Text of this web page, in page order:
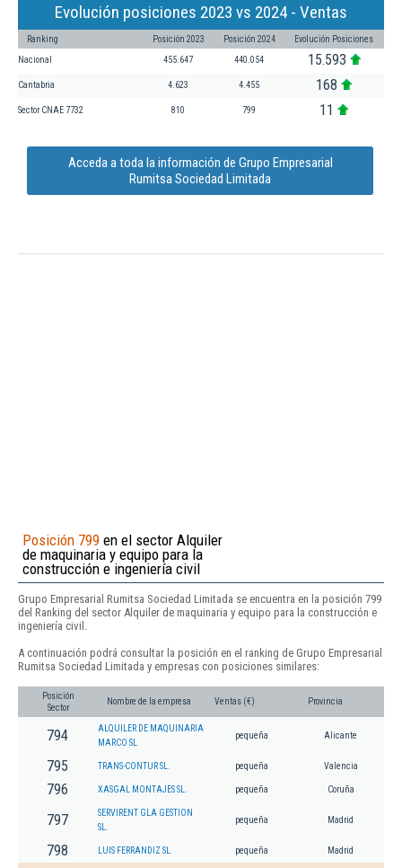
Evolución posiciones 2023 vs 2024 - Ventas
Ranking Posición 2023 Posición 2024 Evolución Posiciones
Nacional 455.647 440.054 15.593
Cantabria 4.623 4.455 168
Sector CNAE 7732 810 799 11
Acceda a toda la información de Grupo Empresarial
Rumitsa Sociedad Limitada
Posición 799 en el sector Alquiler
de maquinaria y equipo para la
construcción e ingeniería civil
Grupo Empresarial Rumitsa Sociedad Limitada se encuentra en la posición 799
del Ranking del sector Alquiler de maquinaria y equipo para la construcción e
ingeniería civil.
A continuación podrá consultar la posición en el ranking de Grupo Empresarial
Rumitsa Sociedad Limitada y empresas con posiciones similares:
Posición
Sector
Nombre de la empresa Ventas (€) Provincia
794
ALQUILER DE MAQUINARIA
MARCO SL
pequeña Alicante
795 TRANS-CONTUR SL. pequeña Valencia
796 XASGAL MONTAJES SL. pequeña Coruña
797
SERVIRENT GLA GESTION
SL.
pequeña Madrid
798 LUIS FERRANDIZ SL pequeña Madrid